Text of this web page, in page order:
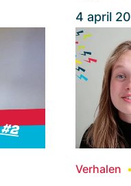
4 april
Verhalen